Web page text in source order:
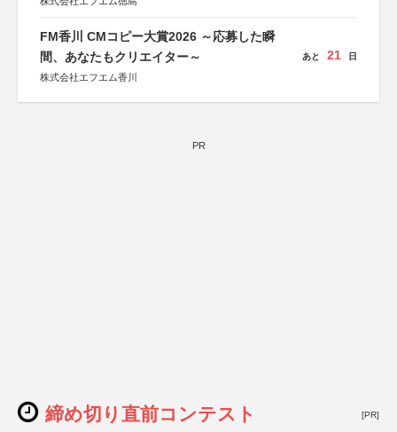
FM香川 CMコピー大賞2026 ～応募した瞬
間、あなたもクリエイター～
株式会社エフエム香川
あと 21 日
PR
締め切り直前コンテスト [PR]